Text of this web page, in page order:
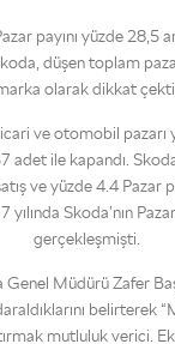
payını yüzde 28,5
düşen toplam
olarak dikkat çekti.
ve otomobil pazarı
adet ile kapandı.
ve yüzde 4.4 Pazar
yılında Skoda’nın
gerçekleşmişti.
Genel Müdürü Zafer
belirterek
mutluluk verici.